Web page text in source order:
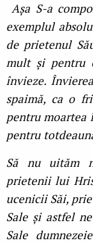
Așa S-a
exemplul
de prietenul
mult și pentru
învieze.
spaimă, ca o
pentru moartea
pentru
Să nu uităm
prietenii lui
ucenicii Săi,
Sale și astfel
Sale